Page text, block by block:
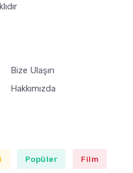
Bize Ulaşın
Hakkımızda
Popüler Film